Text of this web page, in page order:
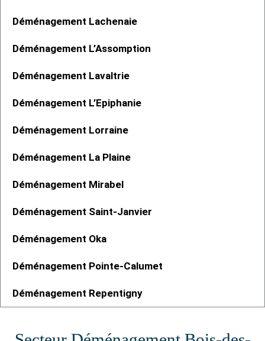
Déménagement Lachenaie
Déménagement L’Assomption
Déménagement Lavaltrie
Déménagement L’Epiphanie
Déménagement Lorraine
Déménagement La Plaine
Déménagement Mirabel
Déménagement Saint-Janvier
Déménagement Oka
Déménagement Pointe-Calumet
Déménagement Repentigny